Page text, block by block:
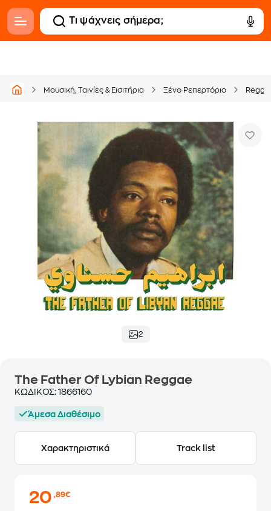
Μουσική, Ταινίες & Εισιτήρια Ξένο Ρεπερτόριο
2
The Father Of Lybian Reggae
ΚΩΔΙΚΟΣ: 1866160
Άμεσα Διαθέσιμο
Χαρακτηριστικά Track list
20,89€